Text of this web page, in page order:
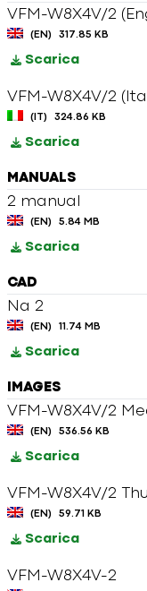
VFM-W8X4V/2
(EN) 317.85 KB
Scarica
VFM-W8X4V/2
(IT) 324.86 KB
Scarica
MANUALS
2 manual
(EN) 5.84 MB
Scarica
CAD
Na 2
(EN) 11.74 MB
Scarica
IMAGES
VFM-W8X4V/2
(EN) 536.56 KB
Scarica
VFM-W8X4V/2
(EN) 59.71 KB
Scarica
VFM-W8X4V-2